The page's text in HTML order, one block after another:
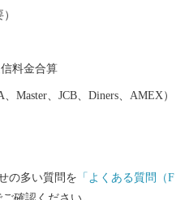
料金合算
Master、JCB、Diners、AMEX）
の多い質問を 「よくある質問（F